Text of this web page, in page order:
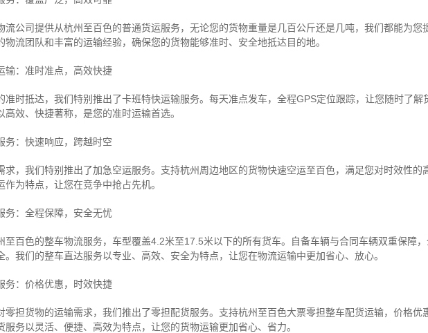
流公司提供从杭州至百色的普通货运服务，无论您的货物重量是几百公斤还是几吨，我们都能为您
物流团队和丰富的运输经验，确保您的货物能够准时、安全地抵达目的地。
输：准时准点，高效快捷
准时抵达，我们特别推出了卡班特快运输服务。每天准点发车，全程GPS定位跟踪，让您随时了解
高效、快捷著称，是您的准时运输首选。
务：快速响应，跨越时空
求，我们特别推出了加急空运服务。支持杭州周边地区的货物快速空运至百色，满足您对时效性的
作为特点，让您在竞争中抢占先机。
务：全程保障，安全无忧
至百色的整车物流服务，车型覆盖4.2米至17.5米以下的所有货车。自备车辆与合同车辆双重保障
。我们的整车直达服务以专业、高效、安全为特点，让您在物流运输中更加省心、放心。
务：价格优惠，时效快捷
零担货物的运输需求，我们推出了零担配货服务。支持杭州至百色大票零担整车配货运输，价格优
服务以灵活、便捷、高效为特点，让您的货物运输更加省心、省力。